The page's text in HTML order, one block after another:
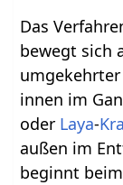
Das
bewegt sich
innen im
oder Laya-
außen im
beginnt